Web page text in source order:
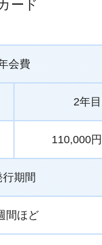
ード
会費
2年
110,000円
行期間
間ほど